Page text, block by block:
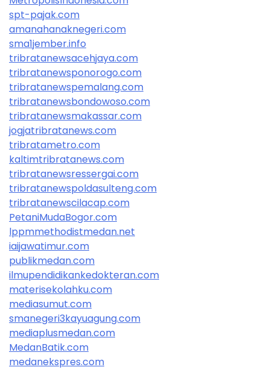
spt-pajak.com
amanahanaknegeri.com
sma1jember.info
tribratanewsacehjaya.com
tribratanewsponorogo.com
tribratanewspemalang.com
tribratanewsbondowoso.com
tribratanewsmakassar.com
jogjatribratanews.com
tribratametro.com
kaltimtribratanews.com
tribratanewsressergai.com
tribratanewspoldasulteng.com
tribratanewscilacap.com
PetaniMudaBogor.com
lppmmethodistmedan.net
iaijawatimur.com
publikmedan.com
ilmupendidikankedokteran.com
materisekolahku.com
mediasumut.com
smanegeri3kayuagung.com
mediaplusmedan.com
MedanBatik.com
medanekspres.com